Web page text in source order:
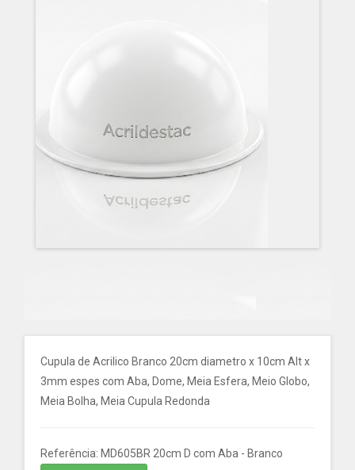
Cupula de Acrilico Branco 20cm diametro x 10cm Alt x
3mm espes com Aba, Dome, Meia Esfera, Meio Globo,
Meia Bolha, Meia Cupula Redonda
Referência: MD605BR 20cm D com Aba - Branco